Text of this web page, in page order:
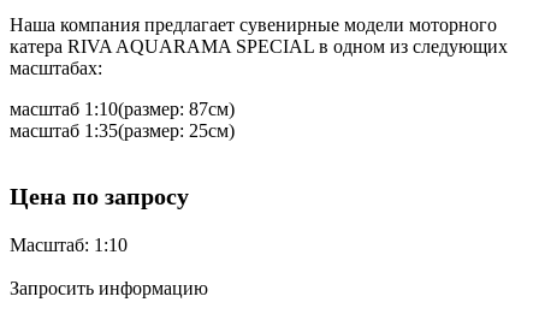
Наша компания предлагает сувенирные модели моторного
катера RIVA AQUARAMA SPECIAL в одном из следующих
масштабах:
масштаб 1:10(размер: 87см)
масштаб 1:35(размер: 25см)
Цена по запросу
Масштаб: 1:10
Запросить информацию